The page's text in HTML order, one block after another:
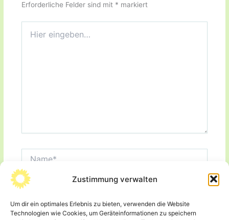
Zustimmung verwalten
Um dir ein optimales Erlebnis zu bieten, verwenden die Website
Technologien wie Cookies, um Geräteinformationen zu speichern
Erforderliche Felder sind mit * markiert
eingeben…
E-
Adresse*
Website